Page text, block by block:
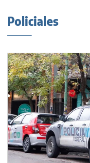
Policiales